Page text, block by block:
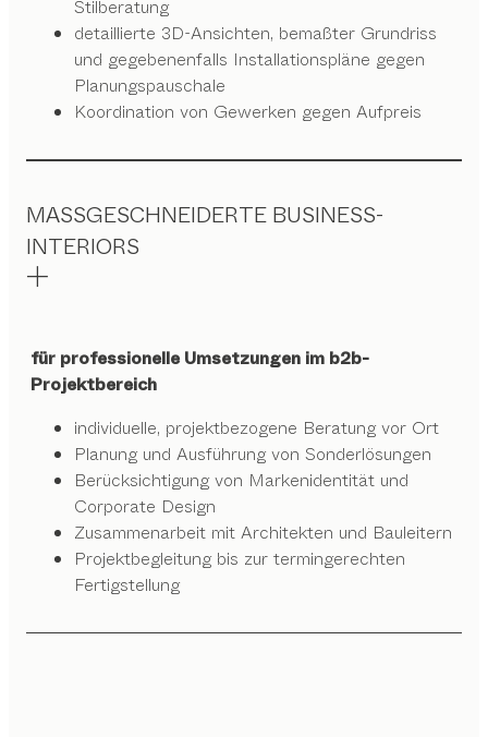
Stilberatung
detaillierte 3D-Ansichten, bemaßter Grundriss
und gegebenenfalls Installationspläne gegen
Planungspauschale
Koordination von Gewerken gegen Aufpreis
MASSGESCHNEIDERTE BUSINESS-
INTERIORS
für professionelle Umsetzungen im b2b-
Projektbereich
individuelle, projektbezogene Beratung vor Ort
Planung und Ausführung von Sonderlösungen
Berücksichtigung von Markenidentität und
Corporate Design
Zusammenarbeit mit Architekten und Bauleitern
Projektbegleitung bis zur termingerechten
Fertigstellung